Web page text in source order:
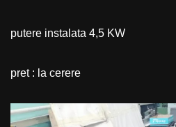
putere instalata 4,5 KW
pret : la cerere